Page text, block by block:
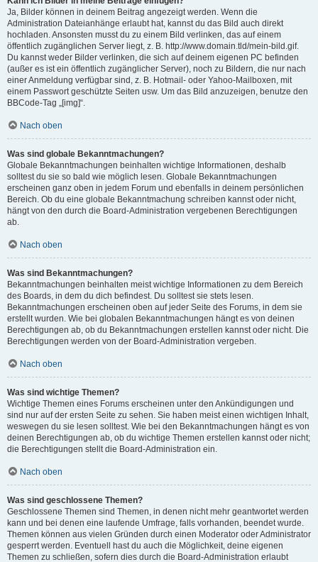
Ja, Bilder können in deinem Beitrag angezeigt werden. Wenn die
Administration Dateianhänge erlaubt hat, kannst du das Bild auch direkt
hochladen. Ansonsten musst du zu einem Bild verlinken, das auf einem
öffentlich zugänglichen Server liegt, z. B. http://www.domain.tld/mein-bild.gif.
Du kannst weder Bilder verlinken, die sich auf deinem eigenen PC befinden
(außer es ist ein öffentlich zugänglicher Server), noch zu Bildern, die nur nach
einer Anmeldung verfügbar sind, z. B. Hotmail- oder Yahoo-Mailboxen, mit
einem Passwort geschützte Seiten usw. Um das Bild anzuzeigen, benutze den
BBCode-Tag „[img]“.
Nach oben
Was sind globale Bekanntmachungen?
Globale Bekanntmachungen beinhalten wichtige Informationen, deshalb
solltest du sie so bald wie möglich lesen. Globale Bekanntmachungen
erscheinen ganz oben in jedem Forum und ebenfalls in deinem persönlichen
Bereich. Ob du eine globale Bekanntmachung schreiben kannst oder nicht,
hängt von den durch die Board-Administration vergebenen Berechtigungen
ab.
Nach oben
Was sind Bekanntmachungen?
Bekanntmachungen beinhalten meist wichtige Informationen zu dem Bereich
des Boards, in dem du dich befindest. Du solltest sie stets lesen.
Bekanntmachungen erscheinen oben auf jeder Seite des Forums, in dem sie
erstellt wurden. Wie bei globalen Bekanntmachungen hängt es von deinen
Berechtigungen ab, ob du Bekanntmachungen erstellen kannst oder nicht. Die
Berechtigungen werden von der Board-Administration vergeben.
Nach oben
Was sind wichtige Themen?
Wichtige Themen eines Forums erscheinen unter den Ankündigungen und
sind nur auf der ersten Seite zu sehen. Sie haben meist einen wichtigen Inhalt,
weswegen du sie lesen solltest. Wie bei den Bekanntmachungen hängt es von
deinen Berechtigungen ab, ob du wichtige Themen erstellen kannst oder nicht;
die Berechtigungen stellt die Board-Administration ein.
Nach oben
Was sind geschlossene Themen?
Geschlossene Themen sind Themen, in denen nicht mehr geantwortet werden
kann und bei denen eine laufende Umfrage, falls vorhanden, beendet wurde.
Themen können aus vielen Gründen durch einen Moderator oder Administrator
gesperrt werden. Eventuell hast du auch die Möglichkeit, deine eigenen
Themen zu schließen, sofern dies durch die Board-Administration erlaubt